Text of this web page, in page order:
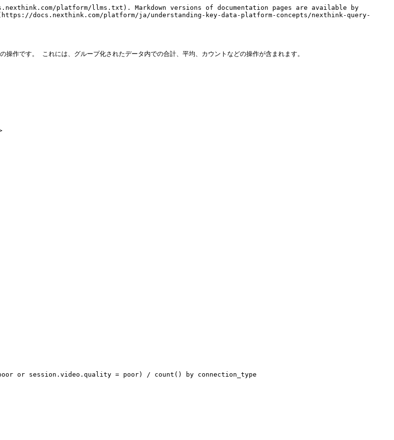
platform/llms.txt). Markdown versions of documentation pages are available by
docs.nexthink.com/platform/ja/understanding-key-data-platform-concepts/nexthink-query-
作です。 これには、グループ化されたデータ内での合計、平均、カウントなどの操作が含まれます。
or session.video.quality = poor) / count() by connection_type